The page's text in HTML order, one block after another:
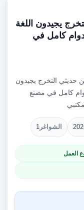
يجيدون اللغة
كامل في
حديثي التخرج يجيدون
كامل في مصنع
الشواغر 1
العمل